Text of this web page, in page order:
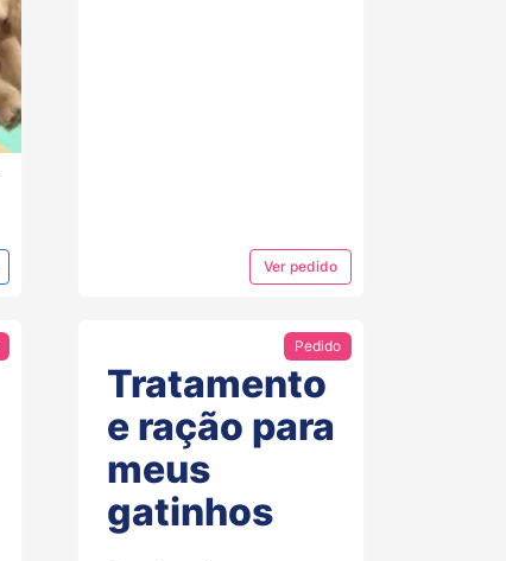
Ver pedido
Pedido
Tratamento
e ração para
meus
gatinhos